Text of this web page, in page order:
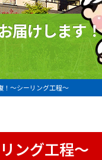
届けします！
〜シーリング工程〜
ング工程〜